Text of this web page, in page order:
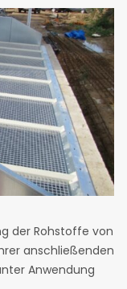
der Rohstoffe von
anschließenden
Anwendung